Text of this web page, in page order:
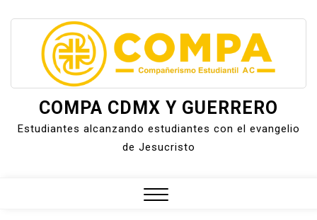
Skip
COMPA CDMX Y GUERRERO
Estudiantes alcanzando estudiantes con el evangelio
de Jesucristo